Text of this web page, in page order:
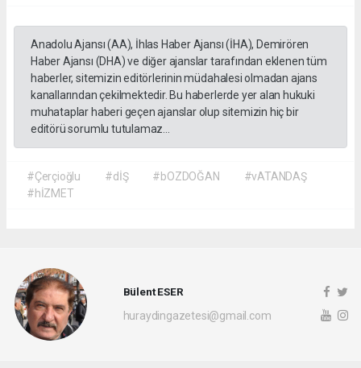
Anadolu Ajansı (AA), İhlas Haber Ajansı (İHA), Demirören
Haber Ajansı (DHA) ve diğer ajanslar tarafından eklenen tüm
haberler, sitemizin editörlerinin müdahalesi olmadan ajans
kanallarından çekilmektedir. Bu haberlerde yer alan hukuki
muhataplar haberi geçen ajanslar olup sitemizin hiç bir
editörü sorumlu tutulamaz...
#Çerçioğlu #dİŞ #bOZDOĞAN
#vATANDAŞ
#hİZMET
Bülent ESER
huraydingazetesi@gmail.com